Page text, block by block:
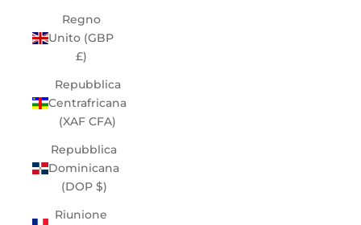
Regno
Unito (GBP
£)
Repubblica
Centrafricana
(XAF CFA)
Repubblica
Dominicana
(DOP $)
Riunione